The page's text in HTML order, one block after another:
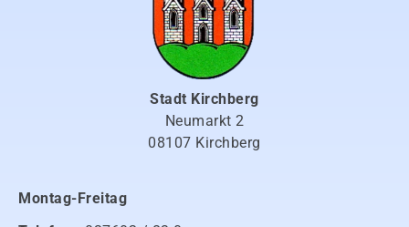
Stadt Kirchberg
Neumarkt 2
08107 Kirchberg
Montag-Freitag